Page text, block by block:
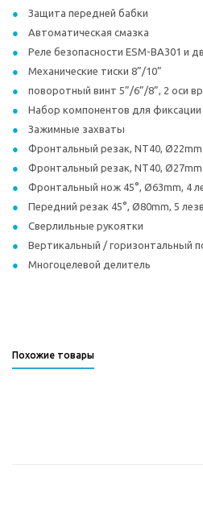
Защита передней бабки
Автоматическая смазка
Реле безопасности ESM-BA301 и
Механические тиски 8”/10”
поворотный винт 5”/6”/8”, 2 оси
Набор компонентов для фиксации
Зажимные захваты
Фронтальный резак, NT40, Ø22mm
Фронтальный резак, NT40, Ø27mm
Фронтальный нож 45°, Ø63mm, 4
Передний резак 45°, Ø80mm, 5
Сверлильные рукоятки
Вертикальный / горизонтальный
Многоцелевой делитель
Похожие товары